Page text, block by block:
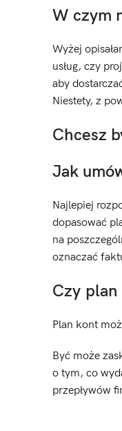
W czym
Wyżej
usług, czy
aby
Niestety, z
Chcesz
Jak
Najlepiej
dopasować
na
oznaczać
Czy plan
Plan kont
Być może
o tym, co
przepływów